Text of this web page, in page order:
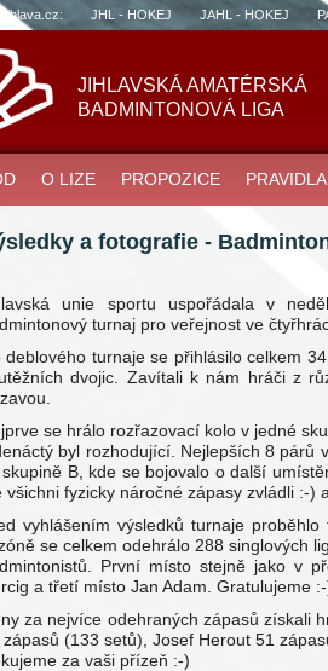
JHL - HOKEJ JAHL - HOKEJ
JIHLAVSKÁ AMATÉRSKÁ
BADMINTONOVÁ LIGA
O LIZE PROPOZICE PRAVIDLA
a fotografie -
unie sportu uspořádala v
turnaj pro veřejnost ve
deblového turnaje se přihlásilo celkem
dvojic. Zavítali k nám hráči z
se hrálo rozřazovací kolo v jedné
byl rozhodující. Nejlepších 8 párů
B, kde se bojovalo o další
všichni fyzicky náročné zápasy zvládli :-)
vyhlášením výsledků turnaje
se celkem odehrálo 288 singlových
První místo stejně jako v
a třetí místo Jan Adam. Gratulujeme
za nejvíce odehraných zápasů získali
zápasů (133 setů), Josef Herout 51
za vaši přízeň :-)